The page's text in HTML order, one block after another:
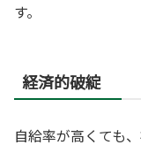
す。
経済的破綻
自給率が高くても